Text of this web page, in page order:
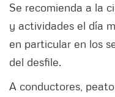
Se recomienda a la
y actividades el día
en particular en los
del desfile.
A conductores,